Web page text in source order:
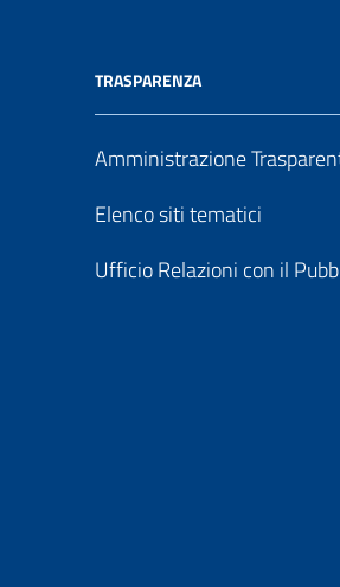
TRASPARENZA
Amministrazione
Elenco siti tematici
Ufficio Relazioni con il